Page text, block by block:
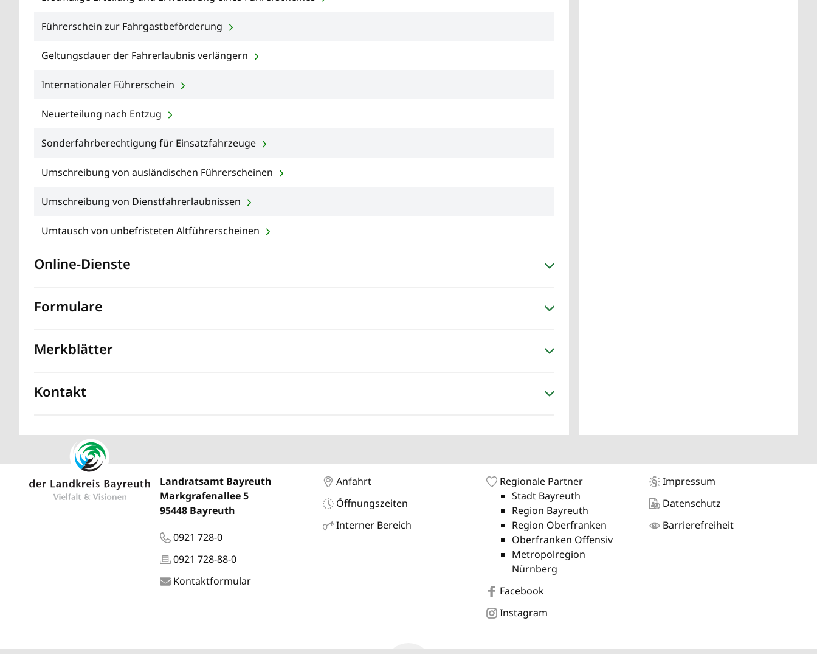
Online-Dienste
Formulare
Merkblätter
Kontakt
Landratsamt Bayreuth
Markgrafenallee 5
95448 Bayreuth
0921 728-0
0921 728-88-0
Kontaktformular
Anfahrt
Öffnungszeiten
Interner Bereich
Regionale Partner
Stadt Bayreuth
Region Bayreuth
Region Oberfranken
Oberfranken Offensiv
Metropolregion
Nürnberg
Facebook
Instagram
Impressum
Datenschutz
Barrierefreiheit